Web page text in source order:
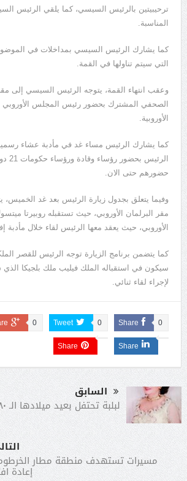
ترحيبيتين بالرئيس السيسي، كما يلقي الرئيس
المناسبة.
كما يشارك الرئيس السيسي بمداخلات في
التي سيتم تناولها في القمة.
وعقب انتهاء القمة، يتوجه الرئيس السيسي إلى مقر
الصحفي المشترك بحضور رئيس المجلس الأوروبي
الأوروبية.
كما يشارك الرئيس مساء غد في مأدبة عشاء
حضورهم حتى الان.
وفيما يتعلق بجدول زيارة الرئيس بعد غد الخميس،
مقر البرلمان الأوروبي، حيث تستقبله روبيرتا
الأوروبي، حيث يعقد معها الرئيس لقاء خلال مأدبة
كما يتضمن برنامج الزيارة توجه الرئيس للقصر
سيكون في استقباله الملك فيليب ملك بلجيكا
لإجراء لقاء ثنائي.
Share 0
Tweet 0
0
Share
Share
السابق
لبلبة تحتفل بعيد ميلادها الـ ٨٠
مسيرات تستهدف منطقة مطار
إعادة